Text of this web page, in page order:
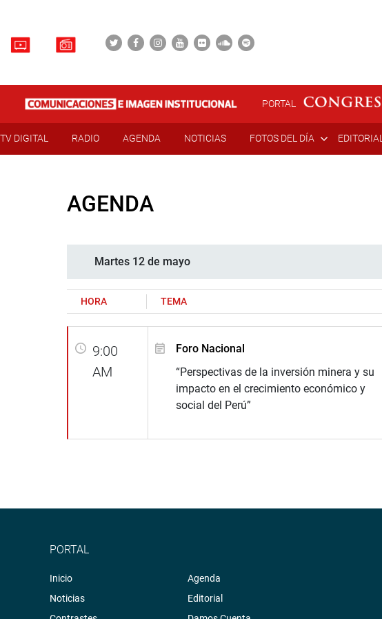
PORTAL
TV DIGITAL RADIO AGENDA NOTICIAS FOTOS DEL DÍA EDITORIAL
AGENDA
Martes 12 de mayo
HORA TEMA
9:00
AM
Foro Nacional
“Perspectivas de la inversión minera y su
impacto en el crecimiento económico y
social del Perú”
PORTAL
Inicio
Noticias
Agenda
Editorial